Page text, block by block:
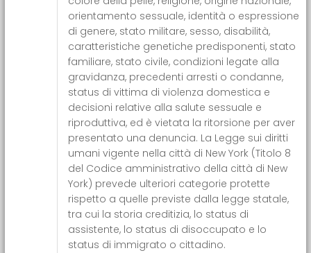
orientamento sessuale, identità o espressione
di genere, stato militare, sesso, disabilità,
caratteristiche genetiche predisponenti, stato
familiare, stato civile, condizioni legate alla
gravidanza, precedenti arresti o condanne,
status di vittima di violenza domestica e
decisioni relative alla salute sessuale e
riproduttiva, ed è vietata la ritorsione per aver
presentato una denuncia. La Legge sui diritti
umani vigente nella città di New York (Titolo 8
del Codice amministrativo della città di New
York) prevede ulteriori categorie protette
rispetto a quelle previste dalla legge statale,
tra cui la storia creditizia, lo status di
assistente, lo status di disoccupato e lo
status di immigrato o cittadino.